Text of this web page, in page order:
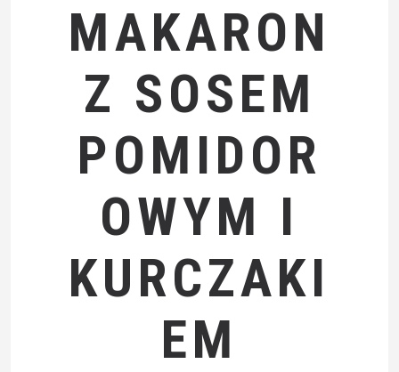
MAKARON
Z SOSEM
POMIDOR
OWYM I
KURCZAKI
EM